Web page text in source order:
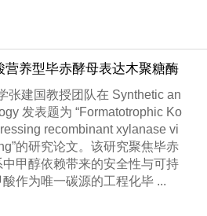
营养型毕赤酵母表达木聚糖酶
张建国教授团队在 Synthetic an
发表题为 “Formatotrophic Ko
recombinant xylanase vi
的研究论文。该研究聚焦毕赤
甲醇依赖带来的安全性与可持
作为唯一碳源的工程化毕 ...